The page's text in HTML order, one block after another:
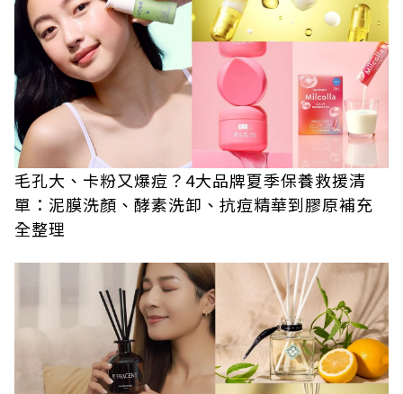
毛孔大、卡粉又爆痘？4大品牌夏季保養救援清
單：泥膜洗顏、酵素洗卸、抗痘精華到膠原補充
全整理